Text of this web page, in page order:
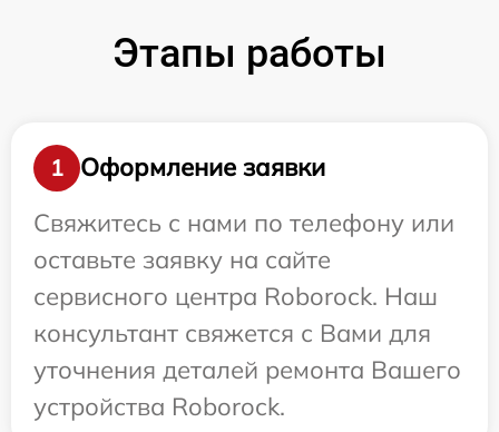
Этапы работы
1
Оформление заявки
Свяжитесь с нами по телефону или
оставьте заявку на сайте
сервисного центра Roborock. Наш
консультант свяжется с Вами для
уточнения деталей ремонта Вашего
устройства Roborock.